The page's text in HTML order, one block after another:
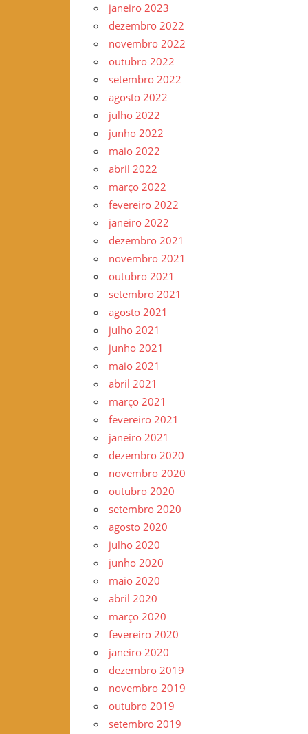
janeiro 2023
dezembro 2022
novembro 2022
outubro 2022
setembro 2022
agosto 2022
julho 2022
junho 2022
maio 2022
abril 2022
março 2022
fevereiro 2022
janeiro 2022
dezembro 2021
novembro 2021
outubro 2021
setembro 2021
agosto 2021
julho 2021
junho 2021
maio 2021
abril 2021
março 2021
fevereiro 2021
janeiro 2021
dezembro 2020
novembro 2020
outubro 2020
setembro 2020
agosto 2020
julho 2020
junho 2020
maio 2020
abril 2020
março 2020
fevereiro 2020
janeiro 2020
dezembro 2019
novembro 2019
outubro 2019
setembro 2019